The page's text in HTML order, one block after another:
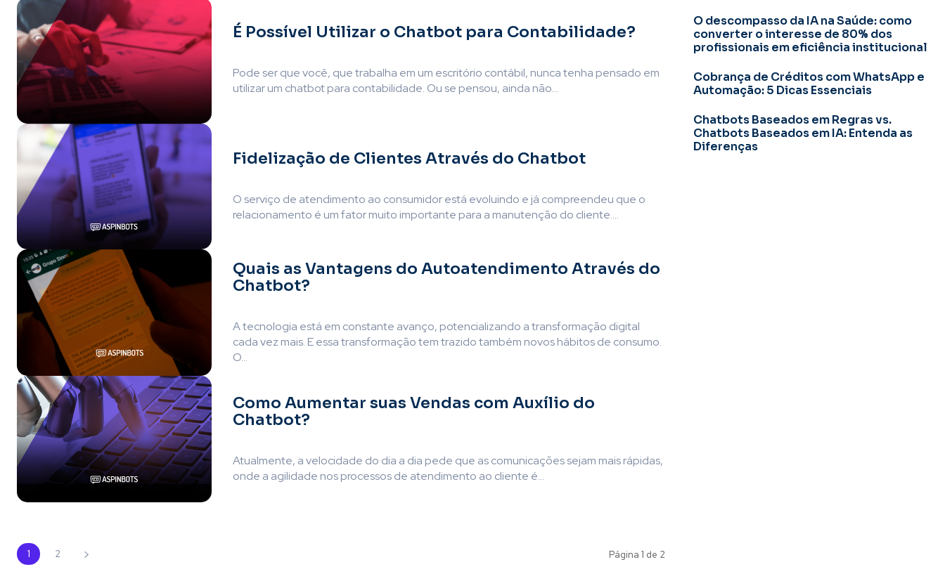
É Possível Utilizar o Chatbot para Contabilidade?
Pode ser que você, que trabalha em um escritório contábil, nunca tenha pensado em
utilizar um chatbot para contabilidade. Ou se pensou, ainda não...
Fidelização de Clientes Através do Chatbot
O serviço de atendimento ao consumidor está evoluindo e já compreendeu que o
relacionamento é um fator muito importante para a manutenção do cliente....
Quais as Vantagens do Autoatendimento Através do
Chatbot?
A tecnologia está em constante avanço, potencializando a transformação digital
cada vez mais. E essa transformação tem trazido também novos hábitos de consumo.
O...
Como Aumentar suas Vendas com Auxílio do
Chatbot?
Atualmente, a velocidade do dia a dia pede que as comunicações sejam mais rápidas,
onde a agilidade nos processos de atendimento ao cliente é...
1 2 Página 1 de 2
O descompasso da IA na Saúde: como
converter o interesse de 80% dos
profissionais em eficiência institucional
Cobrança de Créditos com WhatsApp e
Automação: 5 Dicas Essenciais
Chatbots Baseados em Regras vs.
Chatbots Baseados em IA: Entenda as
Diferenças